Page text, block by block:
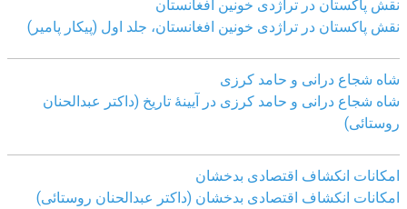
نقش پاکستان در تراژدی خونین افغانستان
نقش پاکستان در تراژدی خونین افغانستان، جلد اول (پیکار پامیر)
شاه شجاع درانی و حامد کرزی
شاه شجاع درانی و حامد کرزی در آیینۀ تاریخ (داکتر عبدالحنان
روستائی)
امکانات انکشاف اقتصادی بدخشان
امکانات انکشاف اقتصادی بدخشان (داکتر عبدالحنان روستائی)